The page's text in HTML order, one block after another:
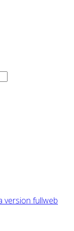
version fullweb